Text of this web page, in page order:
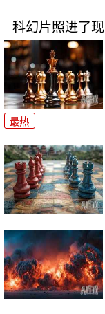
科幻片照进了
最热